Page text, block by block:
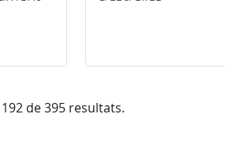
de 395 resultats.